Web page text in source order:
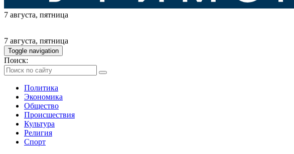
7 августа, пятница
7 августа, пятница
Toggle navigation
Поиск:
Политика
Экономика
Общество
Происшествия
Культура
Религия
Спорт